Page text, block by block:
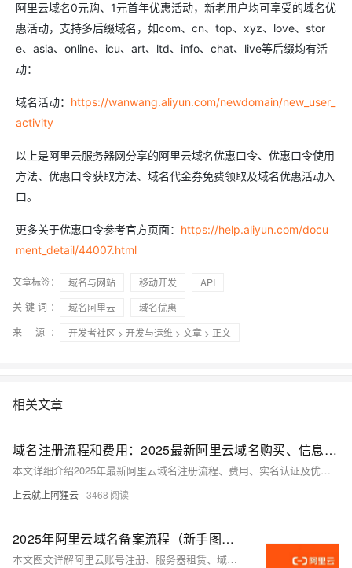
阿里云域名0元购、1元首年优惠活动，新老用户均可享受的域名优
惠活动，支持多后缀域名，如com、cn、top、xyz、love、stor
e、asia、online、icu、art、ltd、info、chat、live等后缀均有活
动：
域名活动： https://wanwang.aliyun.com/newdomain/new_user_
activity
以上是阿里云服务器网分享的阿里云域名优惠口令、优惠口令使用
方法、优惠口令获取方法、域名代金券免费领取及域名优惠活动入
口。
更多关于优惠口令参考官方页面： https://help.aliyun.com/docu
ment_detail/44007.html
文章标签： 域名与网站 移动开发
API
关键词：
域名阿里云
域名优惠
来 源：
开发者社区 > 开发与运维 > 文章 > 正文
相关文章
域名注册流程和费用：2025最新阿里云域名购买、信息模板实名认证教程
本文详细介绍2025年最新阿里云域名注册流程、费用、实名认证及优惠口令使用方法，涵盖域名查询、信息模板创建、价格说明与注册步骤，适合新手快速掌握域名注册全流程。
上云就上阿狸云 3468
2025年阿里云域名备案流程（新手图文详细流程）
本文图文详解阿里云账号注册、服务器租赁、域名购买及备案全流程，涵盖企业实名认证、信息模板创建、域名备案提交与管局审核等关键步骤，助您快速完成网站上线前的准备工作。